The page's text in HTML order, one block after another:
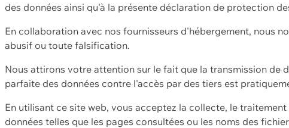
des données ainsi qu'à la présente déclaration de protection
En collaboration avec nos fournisseurs d'hébergement, nous
abusif ou toute falsification.
Nous attirons votre attention sur le fait que la transmission de
parfaite des données contre l'accès par des tiers est
En utilisant ce site web, vous acceptez la collecte, le
données telles que les pages consultées ou les noms des